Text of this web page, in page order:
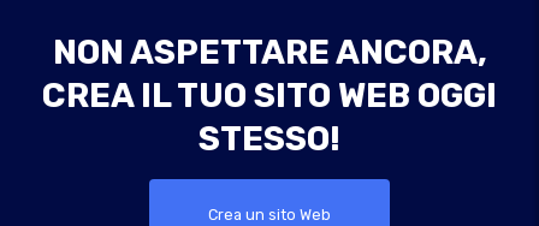
NON ASPETTARE ANCORA,
CREA IL TUO SITO WEB OGGI
STESSO!
Crea un sito Web